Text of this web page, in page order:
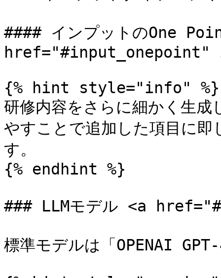
#### インプットのOne
href="#input_onepoint"
{% hint style="info" %}
研修内容をさらに細かく生成
やすことで追加した項目に
す。
{% endhint %}
### LLMモデル <a
標準モデルは「OPENAI